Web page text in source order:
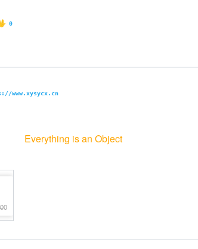
0
www.xysycx.cn
Everything is an Object